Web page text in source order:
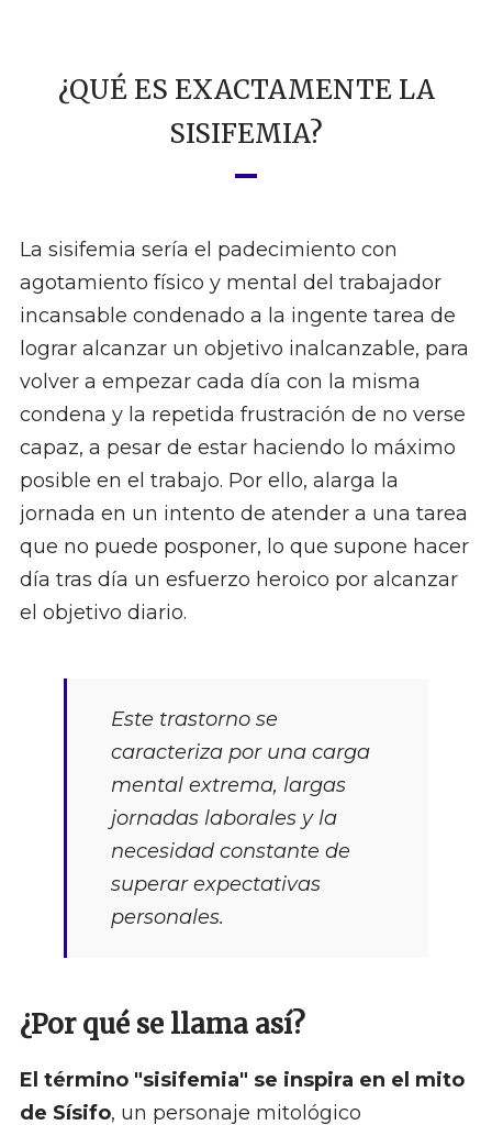
¿QUÉ ES EXACTAMENTE LA
SISIFEMIA?
La sisifemia sería el padecimiento con
agotamiento físico y mental del trabajador
incansable condenado a la ingente tarea de
lograr alcanzar un objetivo inalcanzable, para
volver a empezar cada día con la misma
condena y la repetida frustración de no verse
capaz, a pesar de estar haciendo lo máximo
posible en el trabajo. Por ello, alarga la
jornada en un intento de atender a una tarea
que no puede posponer, lo que supone hacer
día tras día un esfuerzo heroico por alcanzar
el objetivo diario.
Este trastorno se
caracteriza por una carga
mental extrema, largas
jornadas laborales y la
necesidad constante de
superar expectativas
personales.
¿Por qué se llama así?
El término "sisifemia" se inspira en el mito
de Sísifo, un personaje mitológico